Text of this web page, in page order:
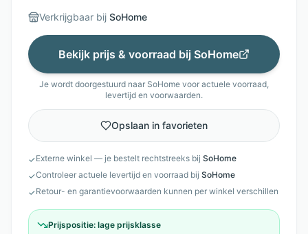
Verkrijgbaar bij SoHome
Bekijk prijs & voorraad bij SoHome
Je wordt doorgestuurd naar SoHome voor actuele voorraad,
levertijd en voorwaarden.
Opslaan in favorieten
✓Externe winkel — je bestelt rechtstreeks bij SoHome
✓Controleer actuele levertijd en voorraad bij SoHome
✓Retour- en garantievoorwaarden kunnen per winkel verschillen
Prijspositie: lage prijsklasse